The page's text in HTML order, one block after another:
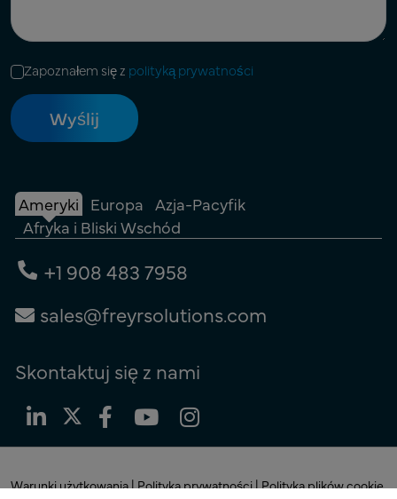
Zapoznałem się z polityką prywatności
Ameryki Europa Azja-Pacyfik
Afryka i Bliski Wschód
+1 908 483 7958
sales@freyrsolutions.com
Skontaktuj się z nami
Warunki użytkowania|Polityka prywatności|Polityka plików cookie